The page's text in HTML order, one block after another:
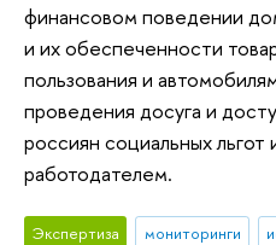
финансовом поведении
и их обеспеченности
пользования и
проведения досуга и
россиян социальных льгот
работодателем.
Экспертиза мониторинги